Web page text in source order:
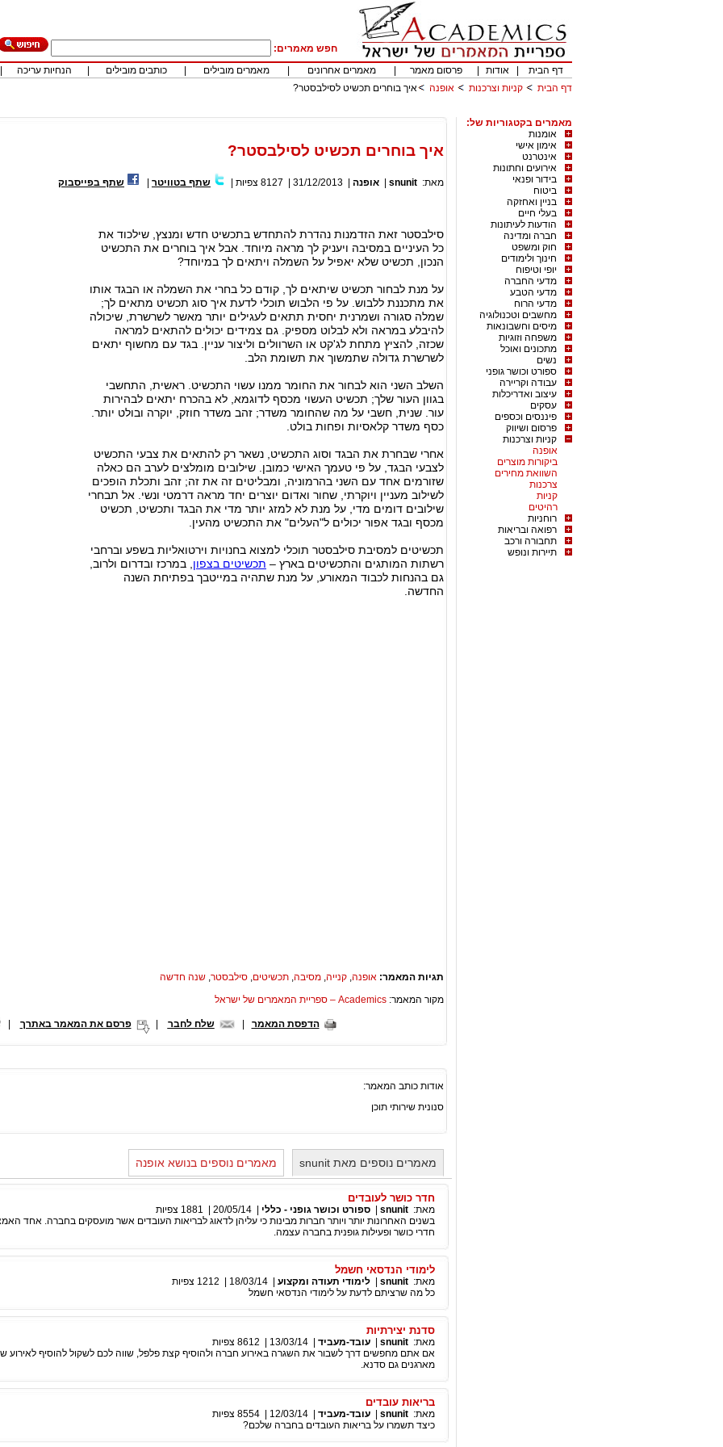
חפש מאמרים:
דף הבית
אודות פרסום מאמר מאמרים אחרונים מאמרים מובילים כותבים מובילים הנחיות עריכה
דף הבית
קניות וצרכנות אופנה איך בוחרים תכשיט לסילבסטר?
מאמרים בקטגוריות של:
אומנות
אימון אישי
אינטרנט
אירועים וחתונות
בידור ופנאי
ביטוח
בניין ואחזקה
בעלי חיים
הודעות לעיתונות
חברה ומדינה
חוק ומשפט
חינוך ולימודים
יופי וטיפוח
מדעי החברה
מדעי הטבע
מדעי הרוח
מחשבים וטכנולוגיה
מיסים וחשבונאות
משפחה וזוגיות
מתכונים ואוכל
נשים
ספורט וכושר גופני
עבודה וקריירה
עיצוב ואדריכלות
עסקים
פיננסים וכספים
פרסום ושיווק
קניות וצרכנות
אופנה
ביקורות מוצרים
השוואת מחירים
צרכנות
קניות
רהיטים
רוחניות
רפואה ובריאות
תחבורה ורכב
תיירות ונופש
איך בוחרים תכשיט לסילבסטר?
מאת: snunit אופנה 31/12/2013
8127 צפיות שתף בטוויטר שתף בפייסבוק
סילבסטר זאת הזדמנות נהדרת להתחדש בתכשיט חדש ומנצץ, שילכוד את
כל העיניים במסיבה ויעניק לך מראה מיוחד. אבל איך בוחרים את התכשיט
הנכון, תכשיט שלא יאפיל על השמלה ויתאים לך במיוחד?
על מנת לבחור תכשיט שיתאים לך, קודם כל בחרי את השמלה או הבגד אותו
את מתכננת ללבוש. על פי הלבוש תוכלי לדעת איך סוג תכשיט מתאים לך;
שמלה סגורה ושמרנית יחסית תתאים לעגילים יותר מאשר לשרשרת, שיכולה
להיבלע במראה ולא לבלוט מספיק. גם צמידים יכולים להתאים למראה
שכזה, להציץ מתחת לג'קט או השרוולים וליצור עניין. בגד עם מחשוף יתאים
לשרשרת גדולה שתמשוך את תשומת הלב.
השלב השני הוא לבחור את החומר ממנו עשוי התכשיט. ראשית, התחשבי
בגוון העור שלך; תכשיט העשוי מכסף לדוגמא, לא בהכרח יתאים לבהירות
עור. שנית, חשבי על מה שהחומר משדר; זהב משדר חוזק, יוקרה ובולט יותר.
כסף משדר קלאסיות ופחות בולט.
אחרי שבחרת את הבגד וסוג התכשיט, נשאר רק להתאים את צבעי התכשיט
לצבעי הבגד, על פי טעמך האישי כמובן. שילובים מומלצים לערב הם כאלה
שזורמים אחד עם השני בהרמוניה, ומבליטים זה את זה; זהב ותכלת הופכים
לשילוב מעניין ויוקרתי, שחור ואדום יוצרים יחד מראה דרמטי ונשי. אל תבחרי
שילובים דומים מדי, על מנת לא למזג יותר מדי את הבגד ותכשיט, תכשיט
מכסף ובגד אפור יכולים ל"העלים" את התכשיט מהעין.
תכשיטים למסיבת סילבסטר תוכלי למצוא בחנויות וירטואליות בשפע וברחבי
רשתות המותגים והתכשיטים בארץ – תכשיטים בצפון , במרכז ובדרום ולרוב,
גם בהנחות לכבוד המאורע, על מנת שתהיה במייטבך בפתיחת השנה
החדשה.
תגיות המאמר: אופנה, קנייה, מסיבה, תכשיטים, סילבסטר, שנה חדשה
מקור המאמר: Academics – ספריית המאמרים של ישראל
הדפסת המאמר שלח לחבר פרסם את המאמר באתרך |
אודות כותב המאמר:
סנונית שירותי תוכן
מאמרים נוספים מאת snunit מאמרים נוספים בנושא אופנה
חדר כושר לעובדים
מאת: snunit ספורט וכושר גופני - כללי 20/05/14
1881 צפיות
בשנים האחרונות יותר ויותר חברות מבינות כי עליהן לדאוג לבריאות העובדים אשר מועסקים בחברה. אחד
חדרי כושר ופעילות גופנית בחברה עצמה.
לימודי הנדסאי חשמל
מאת: snunit לימודי תעודה ומקצוע 18/03/14
1212 צפיות
כל מה שרציתם לדעת על לימודי הנדסאי חשמל
סדנת יצירתיות
מאת: snunit עובד-מעביד 13/03/14
8612 צפיות
אם אתם מחפשים דרך לשבור את השגרה באירוע חברה ולהוסיף קצת פלפל, שווה לכם לשקול להוסיף לאירוע
מארגנים גם סדנא.
בריאות עובדים
מאת: snunit עובד-מעביד 12/03/14
8554 צפיות
כיצד תשמרו על בריאות העובדים בחברה שלכם?